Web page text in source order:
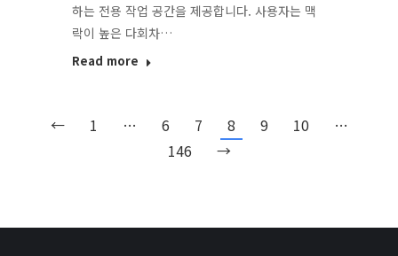
하는 전용 작업 공간을 제공합니다. 사용자는 맥
락이 높은 다회차…
Read more
← 1 … 6 7 8 9 10
…
146
→